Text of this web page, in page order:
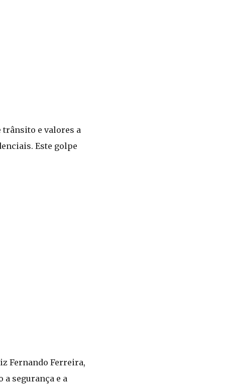
trânsito e valores a
Este golpe
Fernando Ferreira,
segurança e a